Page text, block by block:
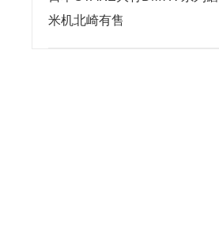
米机北崎有售